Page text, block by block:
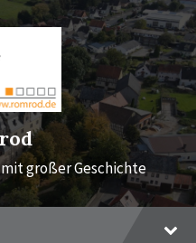
großer Geschichte